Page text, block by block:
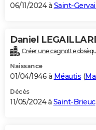
06/11/2024 à Saint-
Daniel
Créer une cagnotte
Naissance
01/04/1946 à Méautis (
Décès
11/05/2024 à Saint-Brieuc